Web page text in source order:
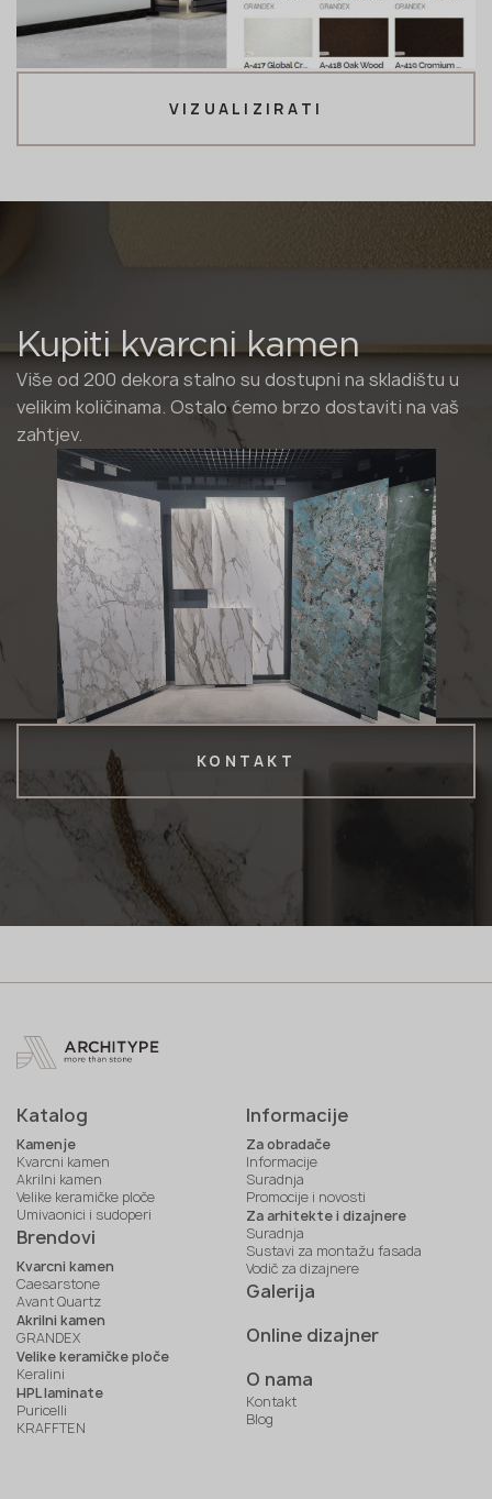
VIZUALIZIRATI
Kupiti kvarcni kamen
Više od 200 dekora stalno su dostupni na skladištu u
velikim količinama. Ostalo ćemo brzo dostaviti na vaš
zahtjev.
KONTAKT
Katalog
Kamenje
Kvarcni kamen
Akrilni kamen
Velike keramičke ploče
Umivaonici i sudoperi
Brendovi
Kvarcni kamen
Caesarstone
Avant Quartz
Akrilni kamen
GRANDEX
Velike keramičke ploče
Keralini
HPL laminate
Puricelli
KRAFFTEN
Informacije
Za obradače
Informacije
Suradnja
Promocije i novosti
Za arhitekte i dizajnere
Suradnja
Sustavi za montažu fasada
Vodič za dizajnere
Galerija
Online dizajner
O nama
Kontakt
Blog